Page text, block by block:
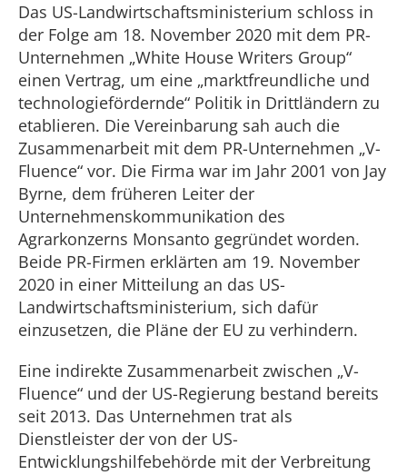
Das US-Landwirtschaftsministerium schloss in
der Folge am 18. November 2020 mit dem PR-
Unternehmen „White House Writers Group“
einen Vertrag, um eine „marktfreundliche und
technologiefördernde“ Politik in Drittländern zu
etablieren. Die Vereinbarung sah auch die
Zusammenarbeit mit dem PR-Unternehmen „V-
Fluence“ vor. Die Firma war im Jahr 2001 von Jay
Byrne, dem früheren Leiter der
Unternehmenskommunikation des
Agrarkonzerns Monsanto gegründet worden.
Beide PR-Firmen erklärten am 19. November
2020 in einer Mitteilung an das US-
Landwirtschaftsministerium, sich dafür
einzusetzen, die Pläne der EU zu verhindern.
Eine indirekte Zusammenarbeit zwischen „V-
Fluence“ und der US-Regierung bestand bereits
seit 2013. Das Unternehmen trat als
Dienstleister der von der US-
Entwicklungshilfebehörde mit der Verbreitung